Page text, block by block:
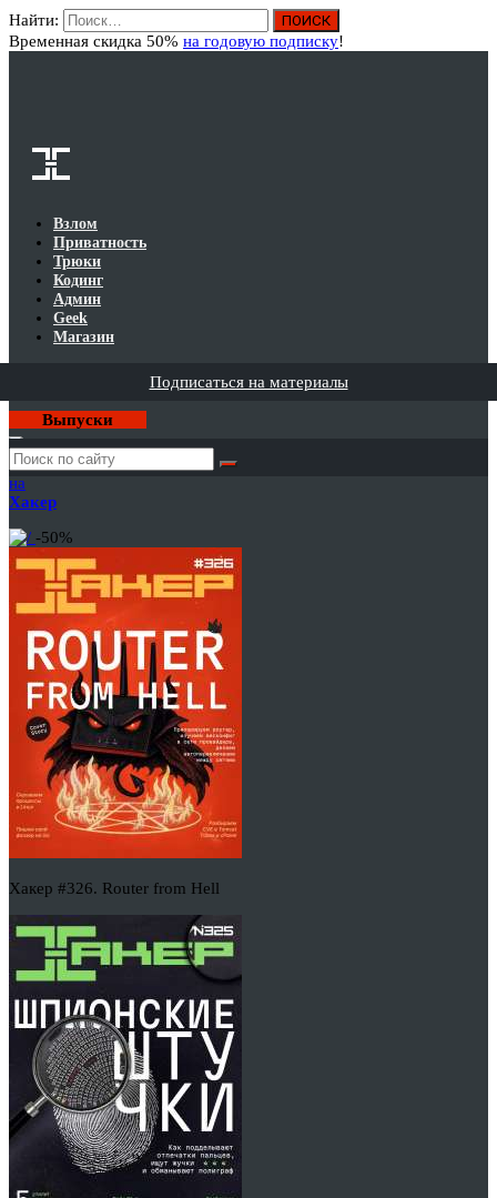
Найти:
Временная скидка 50% на годовую подписку!
Взлом
Приватность
Трюки
Кодинг
Админ
Geek
Магазин
Подписаться на материалы
Выпуски
Годовая
подписка
на
Хакер
-50%
Хакер #326. Router from Hell